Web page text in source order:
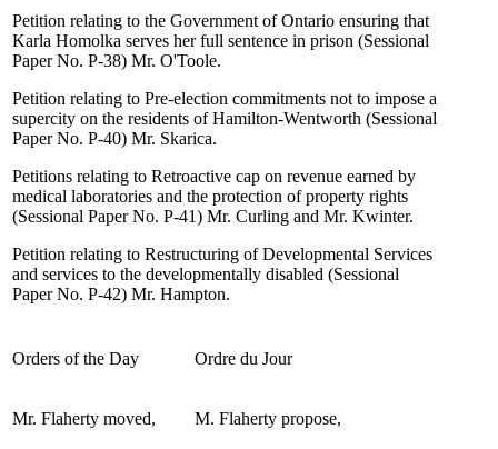
Petition relating to the Government of Ontario ensuring that
Karla Homolka serves her full sentence in prison (Sessional
Paper No. P-38) Mr. O'Toole.
Petition relating to Pre-election commitments not to impose a
supercity on the residents of Hamilton-Wentworth (Sessional
Paper No. P-40) Mr. Skarica.
Petitions relating to Retroactive cap on revenue earned by
medical laboratories and the protection of property rights
(Sessional Paper No. P-41) Mr. Curling and Mr. Kwinter.
Petition relating to Restructuring of Developmental Services
and services to the developmentally disabled (Sessional
Paper No. P-42) Mr. Hampton.
Orders of the Day Ordre du Jour
Mr. Flaherty moved, M. Flaherty propose,